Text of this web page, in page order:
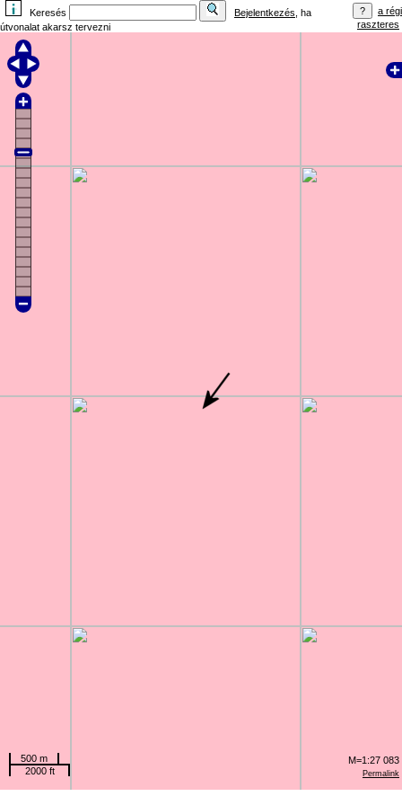
Keresés Bejelentkezés , ha
útvonalat akarsz tervezni
a régi
raszteres
Permalink
500 m
2000 ft
M=1:27 083